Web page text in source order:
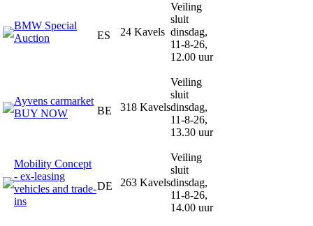
BMW Special
Auction
ES 24 Kavels
Veiling
sluit
dinsdag,
11-8-26,
12.00 uur
Ayvens carmarket
BUY NOW
BE 318 Kavels
Veiling
sluit
dinsdag,
11-8-26,
13.30 uur
Mobility Concept
- ex-leasing
vehicles and trade-
ins
DE 263 Kavels
Veiling
sluit
dinsdag,
11-8-26,
14.00 uur